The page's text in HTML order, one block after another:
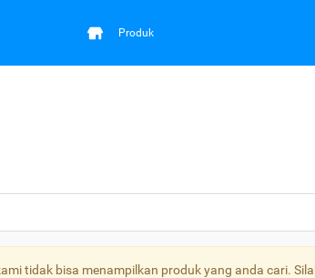
Produk
tidak bisa menampilkan produk yang anda cari.